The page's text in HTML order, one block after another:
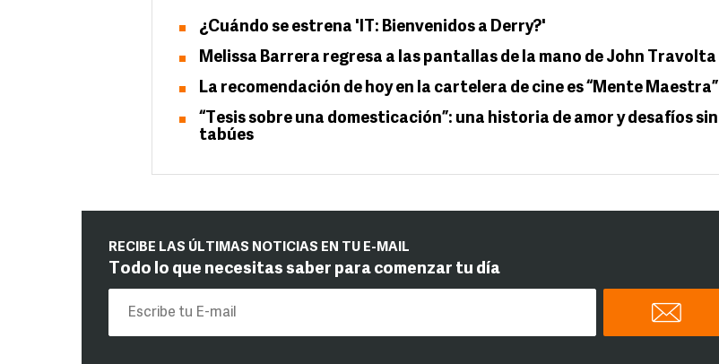
¿Cuándo se estrena 'IT: Bienvenidos a Derry?'
Melissa Barrera regresa a las pantallas de la mano de John Travolta
La recomendación de hoy en la cartelera de cine es “Mente Maestra”
“Tesis sobre una domesticación”: una historia de amor y desafíos sin
tabúes
RECIBE LAS ÚLTIMAS NOTICIAS EN TU E-MAIL
Todo lo que necesitas saber para comenzar tu día